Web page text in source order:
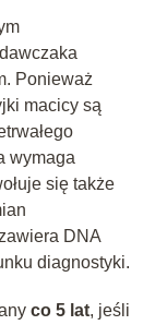
Ponieważ
macicy są
wymaga
się także
DNA
diagnostyki.
co 5 lat, jeśli